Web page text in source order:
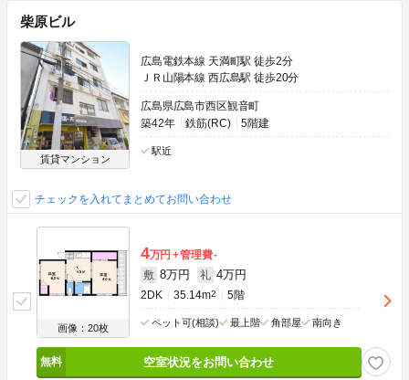
柴原ビル
賃貸マンション
広島電鉄本線 天満町駅 徒歩2分
ＪＲ山陽本線 西広島駅 徒歩20分
広島県広島市西区観音町
築42年
鉄筋(RC) 5階建
駅近
チェックを入れてまとめてお問い合わせ
画像：20枚
4万円 管理費-
敷 8万円 礼 4万円
2DK 35.14m2 5階
ペット可(相談) 最上階 角部屋 南向き
空室状況をお問い合わせ